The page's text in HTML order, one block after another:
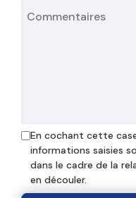
En cochant cette
informations saisies
dans le cadre de la
en découler.